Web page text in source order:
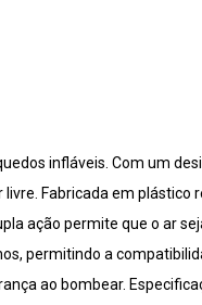
infláveis. Com um
Fabricada em plástico
ação permite que o ar
permitindo a
ao bombear.